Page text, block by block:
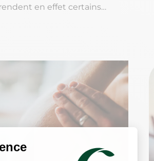
en effet certains
voire très
de sport ? Et comment les